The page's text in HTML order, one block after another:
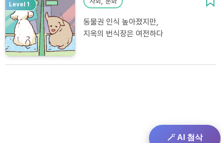
Level 1
동물권 인식 높아졌지만,
지옥의 번식장은 여전하다
🪄 AI 첨삭